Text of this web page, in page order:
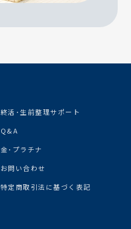
終活･生前整理サポート
Q&A
金･プラチナ
お問い合わせ
特定商取引法に基づく表記